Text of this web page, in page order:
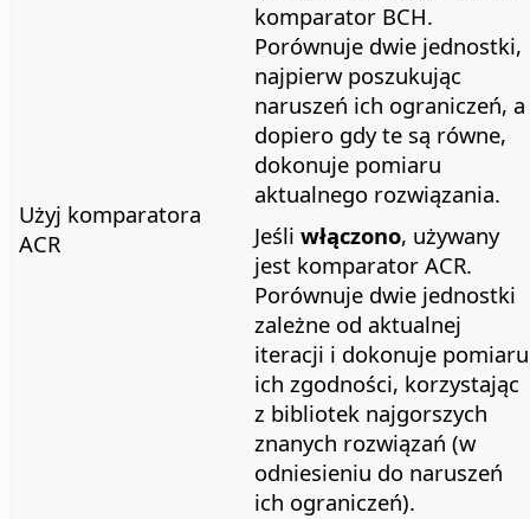
Użyj komparatora
ACR
komparator BCH.
Porównuje dwie jednostki,
najpierw poszukując
naruszeń ich ograniczeń, a
dopiero gdy te są równe,
dokonuje pomiaru
aktualnego rozwiązania.
Jeśli włączono, używany
jest komparator ACR.
Porównuje dwie jednostki
zależne od aktualnej
iteracji i dokonuje pomiaru
ich zgodności, korzystając
z bibliotek najgorszych
znanych rozwiązań (w
odniesieniu do naruszeń
ich ograniczeń).